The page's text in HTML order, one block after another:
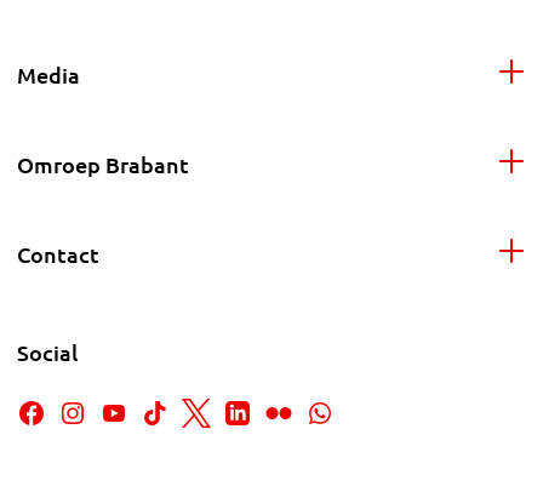
Media
Omroep Brabant
Contact
Social